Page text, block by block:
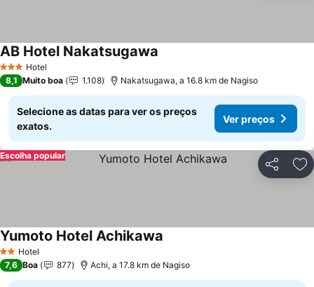
3 EstrelasHotel
AB Hotel Nakatsugawa
8,1 Muito boa 1.108 Nakatsugawa, a 16.8 km de Nagiso
Selecione as datas para ver os preços
exatos.
Ver preços
Partilhar
Escolha popular
2 Estrelas
Hotel
Yumoto Hotel Achikawa
7,6 Boa 877 Achi, a 17.8 km de Nagiso